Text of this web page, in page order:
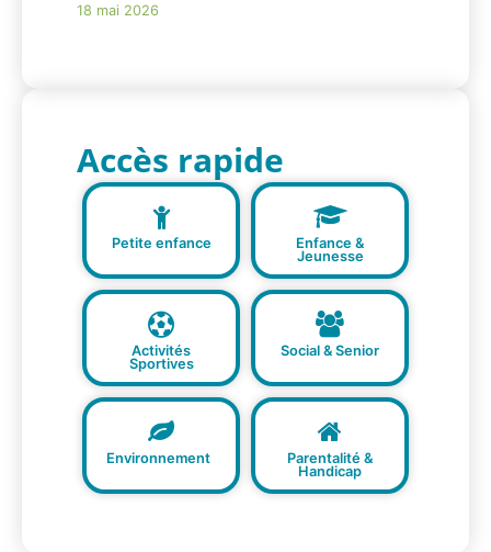
18 mai 2026
Accès rapide
Petite enfance
Enfance &
Jeunesse
Activités
Sportives
Social & Senior
Environnement
Parentalité &
Handicap